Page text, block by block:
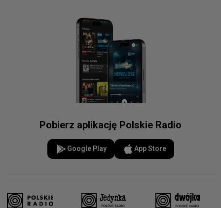
Pobierz aplikację Polskie Radio
Google Play App Store